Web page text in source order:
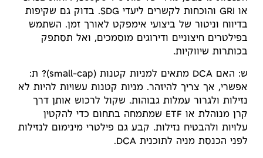
או GRI והוכחות לקשרים ליעדי SDG. בדוק גם שקיפות
בדיווח וניטור של ביצועי אימפקט לאורך זמן. השתמש
בפילטרים חיצוניים ודירוגים מוסמכים, ואל תסתפק
בכותרות שיווקיות.
ש: האם DCA מתאים למניות קטנות (small-cap)? ת:
אפשרי, אך צריך להיזהר. מניות קטנות עשויות להיות לא
נזילות ולגרור עמלות גבוהות. שקול לרכוש אותן דרך
קרן מנוהלת או ETF שמתמחה בתחום כדי להקטין
עלויות ולהבטיח נזילות. קבע גם פילטרי מינימום לנזילות
לפני הכנסת מניה לתוכנית DCA.